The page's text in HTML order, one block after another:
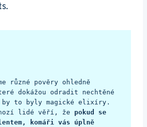
různé pověry ohledně
dokážou odradit nechtěné
by to byly magické elixíry.
lidé věří, že pokud se
komáři vás úplně